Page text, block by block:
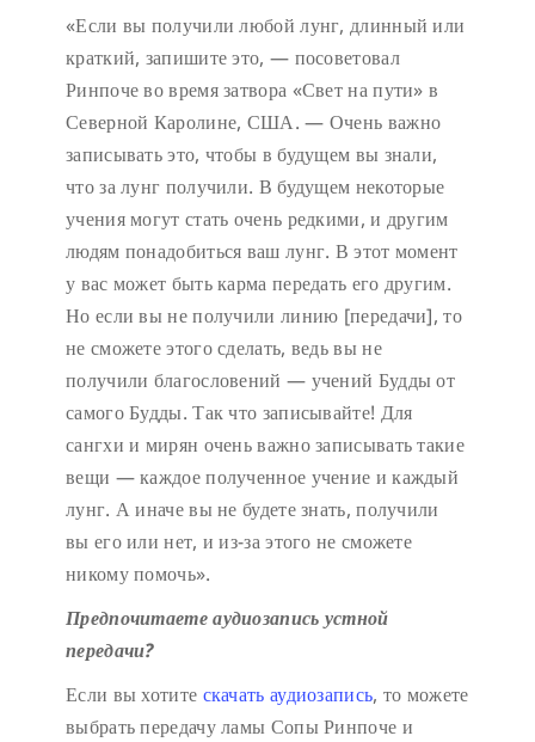
«Если вы получили любой лунг, длинный или
краткий, запишите это, — посоветовал
Ринпоче во время затвора «Свет на пути» в
Северной Каролине, США. — Очень важно
записывать это, чтобы в будущем вы знали,
что за лунг получили. В будущем некоторые
учения могут стать очень редкими, и другим
людям понадобиться ваш лунг. В этот момент
у вас может быть карма передать его другим.
Но если вы не получили линию [передачи], то
не сможете этого сделать, ведь вы не
получили благословений — учений Будды от
самого Будды. Так что записывайте! Для
сангхи и мирян очень важно записывать такие
вещи — каждое полученное учение и каждый
лунг. А иначе вы не будете знать, получили
вы его или нет, и из-за этого не сможете
никому помочь».
Предпочитаете аудиозапись устной
передачи?
Если вы хотите скачать аудиозапись, то можете
выбрать передачу ламы Сопы Ринпоче и